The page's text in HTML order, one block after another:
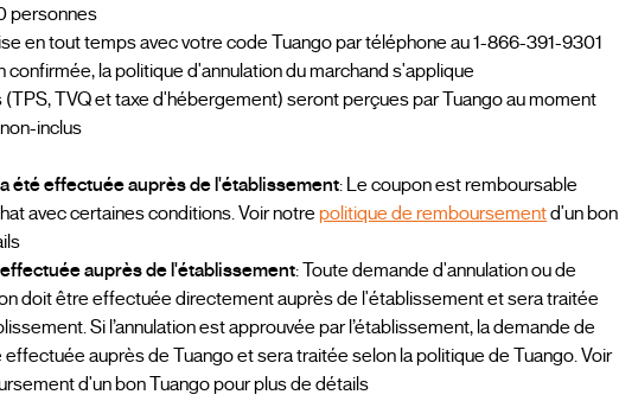
personnes
en tout temps avec votre code Tuango par téléphone au 1-866-391-9301
la politique d'annulation du marchand s'applique
(TPS, TVQ et taxe d'hébergement) seront perçues par Tuango au moment
inclus
été effectuée auprès de l'établissement: Le coupon est remboursable
avec certaines conditions. Voir notrepolitique de remboursementd'un bon
auprès de l'établissement: Toute demande d'annulation ou de
doit être effectuée directement auprès de l'établissement et sera traitée
Si l’annulation est approuvée par l’établissement, la demande de
auprès de Tuango et sera traitée selon la politique de Tuango. Voir
d'un bon Tuango pour plus de détails